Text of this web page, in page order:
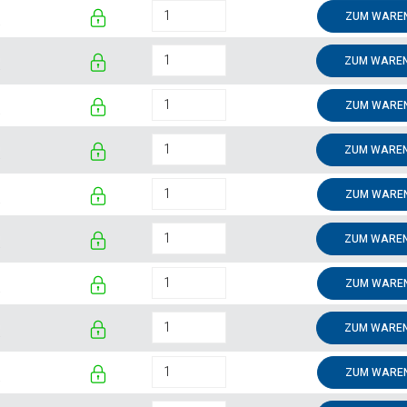
ZUM
ZUM
ZUM
ZUM
ZUM
ZUM
ZUM
ZUM
ZUM